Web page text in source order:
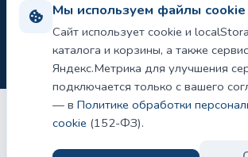
Мы используем файлы cookie
Сайт использует cookie и
каталога и корзины, а также
Яндекс.Метрика для улучшения
подключается только с вашего
— в Политике обработки
cookie (152-ФЗ).
2026 ООО «ЭЛ-СИРИУС». Все права
Политика конфиденциальности и